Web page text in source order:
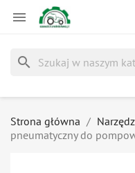

search
Strona główna
pneumatyczny do